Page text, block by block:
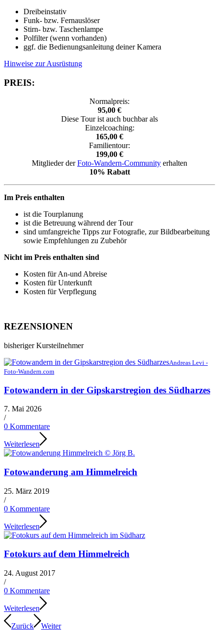
Dreibeinstativ
Funk- bzw. Fernauslöser
Stirn- bzw. Taschenlampe
Polfilter (wenn vorhanden)
ggf. die Bedienungsanleitung deiner Kamera
Hinweise zur Ausrüstung
PREIS:
Normalpreis:
95,00 €
Diese Tour ist auch buchbar als
Einzelcoaching:
165,00 €
Familientour:
199,00 €
Mitglieder derFoto-Wandern-Community erhalten
10% Rabatt
Im Preis enthalten
ist die Tourplanung
ist die Betreuung während der Tour
sind umfangreiche Tipps zur Fotografie, zur Bildbearbeitung
sowie Empfehlungen zu Zubehör
Nicht im Preis enthalten sind
Kosten für An-und Abreise
Kosten für Unterkunft
Kosten für Verpflegung
REZENSIONEN
bisheriger Kursteilnehmer
Andreas Levi -
Foto-Wandern.com
Fotowandern in der Gipskarstregion des Südharzes
7. Mai 2026
/
0 Kommentare
Weiterlesen
Fotowanderung am Himmelreich
25. März 2019
/
0 Kommentare
Weiterlesen
Fotokurs auf dem Himmelreich
24. August 2017
/
0 Kommentare
Weiterlesen
Zurück Weiter